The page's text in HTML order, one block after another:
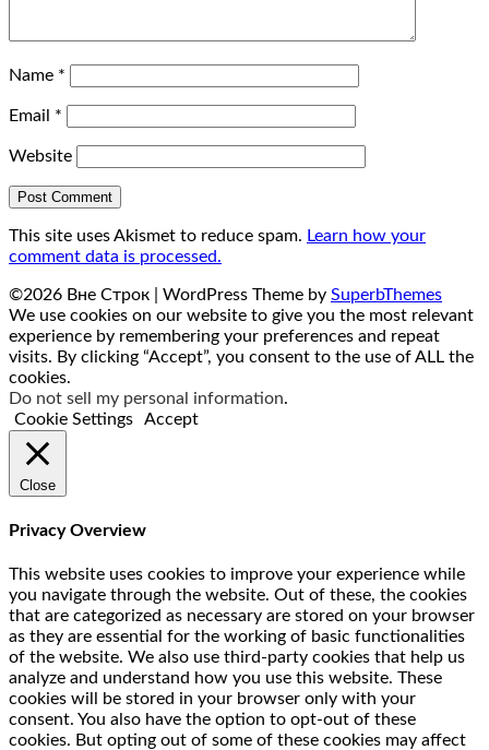
Name *
Email *
Website
This site uses Akismet to reduce spam. Learn how your
comment data is processed.
©2026 Вне Строк | WordPress Theme by SuperbThemes
We use cookies on our website to give you the most relevant
experience by remembering your preferences and repeat
visits. By clicking “Accept”, you consent to the use of ALL the
cookies.
Do not sell my personal information.
Cookie Settings
Accept
Close
Privacy Overview
This website uses cookies to improve your experience while
you navigate through the website. Out of these, the cookies
that are categorized as necessary are stored on your browser
as they are essential for the working of basic functionalities
of the website. We also use third-party cookies that help us
analyze and understand how you use this website. These
cookies will be stored in your browser only with your
consent. You also have the option to opt-out of these
cookies. But opting out of some of these cookies may affect